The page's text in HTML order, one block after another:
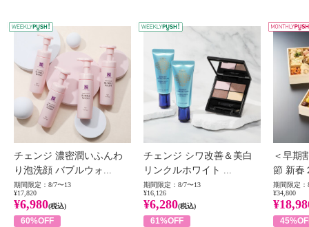
WEEKLY PUSH
チェンジ 濃密潤いふんわ
り泡洗顔 バブルウォ...
期間限定：8/7〜13
¥17,820
¥6,980(税込)
60%OFF
チェンジ シワ改善＆美白
リンクルホワイト ...
期間限定：8/7〜13
¥16,126
¥6,280(税込)
61%OFF
＜早期
節 新春
期間限定：
¥34,800